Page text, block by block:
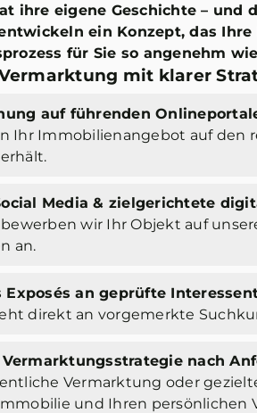
ihre eigene Geschichte –
ein Konzept, das
für Sie so angenehm
mit klarer
auf führenden
Ihr Immobilienangebot auf den
Media & zielgerichtete
wir Ihr Objekt auf
an.
Exposés an geprüfte
direkt an vorgemerkte
nach
Vermarktung oder
und Ihren persönlichen